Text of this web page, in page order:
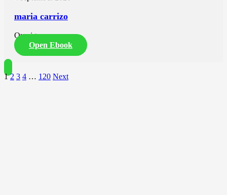
maria carrizo
Overig
Open Ebook
1 2 3 4 … 120 Next